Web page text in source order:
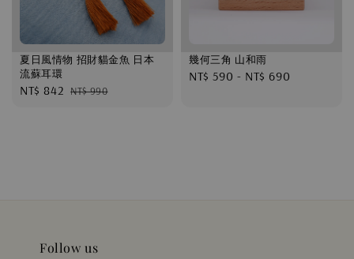
夏日風情物 招財貓金魚 日本
流蘇耳環
Sale
NT$ 842 Regular
NT$ 990
幾何三角 山和雨
Regular
NT$ 590 - NT$ 690
Follow us